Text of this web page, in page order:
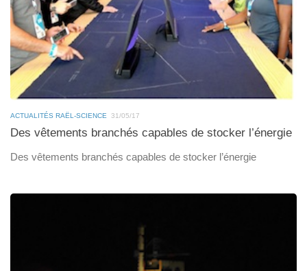
ACTUALITÉS RAËL-SCIENCE 31/05/17
Des vêtements branchés capables de stocker l’énergie
Des vêtements branchés capables de stocker l’énergie